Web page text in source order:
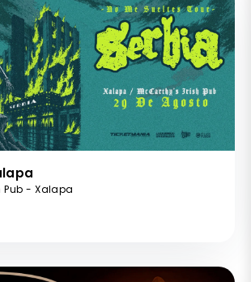
Pub - Xalapa